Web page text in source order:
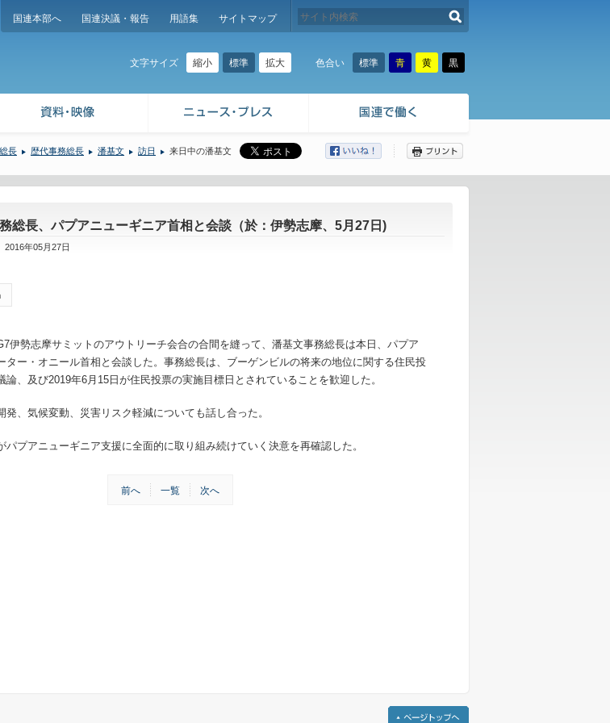
国連本部へ 国連決議・報告 用語集 サイトマップ
文字サイズ 縮小 標準 拡大 色合い 標準 青 黄 黒
長 歴代事務総長 潘基文 訪日
来日中の潘基文
総長、パプアニューギニア首相と会談（於：伊勢志摩、5月27日)
年05月27日
伊勢志摩サミットのアウトリーチ会合の合間を縫って、潘基文事務総長は本日、パプア
ター・オニール首相と会談した。事務総長は、ブーゲンビルの将来の地位に関する住民投
論、及び2019年6月15日が住民投票の実施目標日とされていることを歓迎した。
発、気候変動、災害リスク軽減についても話し合った。
パプアニューギニア支援に全面的に取り組み続けていく決意を再確認した。
前へ 一覧 次へ